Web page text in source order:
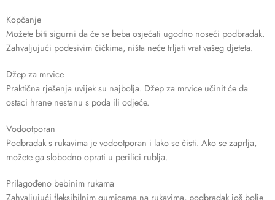
Kopčanje
Možete biti sigurni da će se beba osjećati ugodno noseći podbradak.
Zahvaljujući podesivim čičkima, ništa neće trljati vrat vašeg djeteta.
Džep za mrvice
Praktična rješenja uvijek su najbolja. Džep za mrvice učinit će da
ostaci hrane nestanu s poda ili odjeće.
Vodootporan
Podbradak s rukavima je vodootporan i lako se čisti. Ako se zaprlja,
možete ga slobodno oprati u perilici rublja.
Prilagođeno bebinim rukama
Zahvaljujući fleksibilnim gumicama na rukavima, podbradak još bolje